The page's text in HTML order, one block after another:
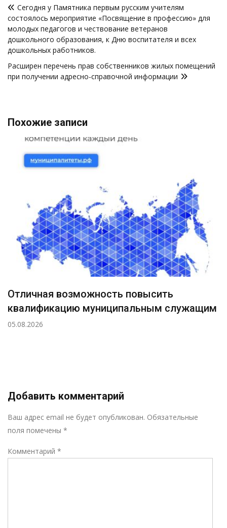
по
записям
Сегодня у Памятника первым русским учителям
состоялось мероприятие «Посвящение в профессию» для
молодых педагогов и чествование ветеранов
дошкольного образования, к Дню воспитателя и всех
дошкольных работников.
Расширен перечень прав собственников жилых помещений
при получении адресно-справочной информации
Похожие записи
Отличная возможность повысить
квалификацию муниципальным служащим
05.08.2026
Добавить комментарий
Ваш адрес email не будет опубликован. Обязательные
поля помечены *
Комментарий *